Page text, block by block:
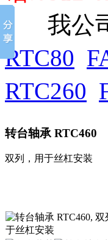
我公司
RTC80
RTC260
转台轴承 RTC460
双列，用于丝杠安装